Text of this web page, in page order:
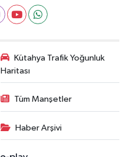
Kütahya Trafik Yoğunluk
Haritası
Tüm Manşetler
Haber Arşivi